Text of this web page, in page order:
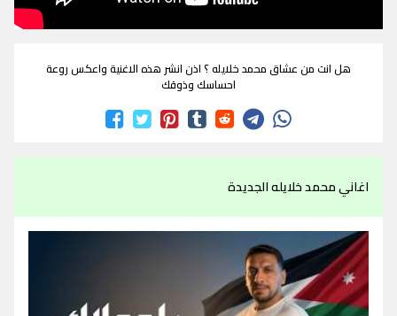
هل انت من عشاق محمد خلايله ؟ اذن انشر هذه الاغنية واعكس روعة
احساسك وذوقك
اغاني محمد خلايله الجديدة